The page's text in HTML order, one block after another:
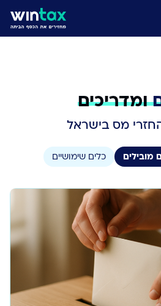
ומדריכים
מס בישראל
מובילים כלים שימושיים